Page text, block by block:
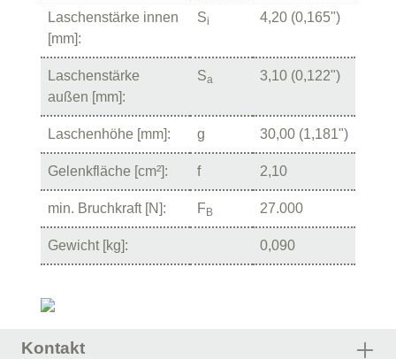
Laschenstärke innen
[mm]:
Si 4,20 (0,165")
Laschenstärke
außen [mm]:
Sa 3,10 (0,122")
Laschenhöhe [mm]: g 30,00 (1,181")
Gelenkfläche [cm²]: f 2,10
min. Bruchkraft [N]: F B 27.000
Gewicht [kg]: 0,090
Kontakt